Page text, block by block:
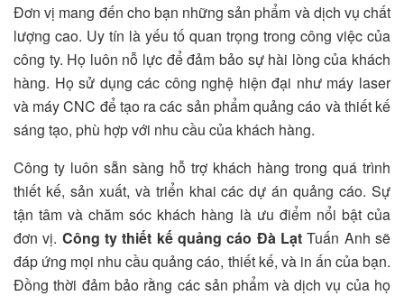
Đơn vị mang đến cho bạn những sản phẩm và dịch vụ chất
lượng cao. Uy tín là yếu tố quan trọng trong công việc của
công ty. Họ luôn nỗ lực để đảm bảo sự hài lòng của khách
hàng. Họ sử dụng các công nghệ hiện đại như máy laser
và máy CNC để tạo ra các sản phẩm quảng cáo và thiết kế
sáng tạo, phù hợp với nhu cầu của khách hàng.
Công ty luôn sẵn sàng hỗ trợ khách hàng trong quá trình
thiết kế, sản xuất, và triển khai các dự án quảng cáo. Sự
tận tâm và chăm sóc khách hàng là ưu điểm nổi bật của
đơn vị. Công ty thiết kế quảng cáo Đà Lạt Tuấn Anh sẽ
đáp ứng mọi nhu cầu quảng cáo, thiết kế, và in ấn của bạn.
Đồng thời đảm bảo rằng các sản phẩm và dịch vụ của họ